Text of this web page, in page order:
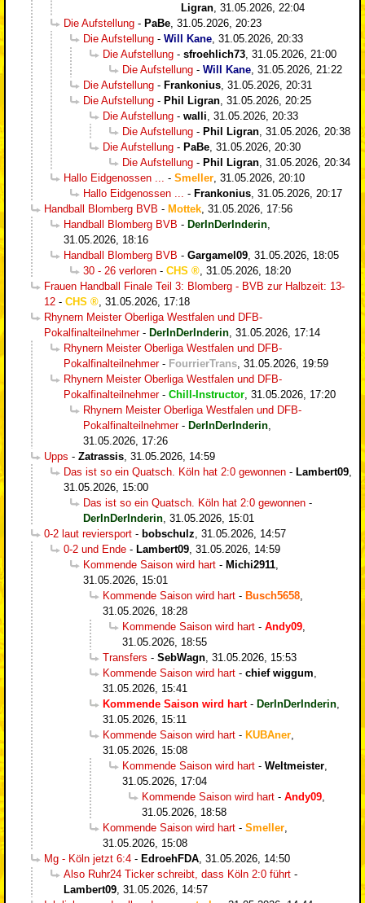
Ligran 31.05.2026, 22:04
Die Aufstellung - PaBe 31.05.2026, 20:23
Die Aufstellung - Will Kane 31.05.2026, 20:33
Die Aufstellung - sfroehlich73 31.05.2026, 21:00
Die Aufstellung - Will Kane 31.05.2026, 21:22
Die Aufstellung - Frankonius 31.05.2026, 20:31
Die Aufstellung - Phil Ligran 31.05.2026, 20:25
Die Aufstellung - walli 31.05.2026, 20:33
Die Aufstellung - Phil Ligran 31.05.2026, 20:38
Die Aufstellung - PaBe 31.05.2026, 20:30
Die Aufstellung - Phil Ligran 31.05.2026, 20:34
Hallo Eidgenossen ...
- Smeller 31.05.2026, 20:10
Hallo Eidgenossen ...
- Frankonius 31.05.2026, 20:17
Handball Blomberg BVB - Mottek 31.05.2026, 17:56
Handball Blomberg BVB - DerInDerInderin
31.05.2026, 18:16
Handball Blomberg BVB - Gargamel09 31.05.2026, 18:05
30 - 26 verloren - CHS
31.05.2026, 18:20
Frauen Handball Finale Teil 3: Blomberg - BVB zur Halbzeit: 13-
12 - CHS
31.05.2026, 17:18
Rhynern Meister Oberliga Westfalen und DFB-
Pokalfinalteilnehmer- DerInDerInderin 31.05.2026, 17:14
Rhynern Meister Oberliga Westfalen und DFB-
Pokalfinalteilnehmer- FourrierTrans 31.05.2026, 19:59
Rhynern Meister Oberliga Westfalen und DFB-
Pokalfinalteilnehmer- Chill-Instructor 31.05.2026, 17:20
Rhynern Meister Oberliga Westfalen und DFB-
Pokalfinalteilnehmer- DerInDerInderin
31.05.2026, 17:26
Upps - Zatrassis 31.05.2026, 14:59
Das ist so ein Quatsch. Köln hat 2:0 gewonnen - Lambert09
31.05.2026, 15:00
Das ist so ein Quatsch. Köln hat 2:0 gewonnen -
DerInDerInderin 31.05.2026, 15:01
0-2 laut reviersport - bobschulz 31.05.2026, 14:57
0-2 und Ende - Lambert09 31.05.2026, 14:59
Kommende Saison wird hart - Michi2911
31.05.2026, 15:01
Kommende Saison wird hart - Busch5658
31.05.2026, 18:28
Kommende Saison wird hart - Andy09
31.05.2026, 18:55
Transfers - SebWagn 31.05.2026, 15:53
Kommende Saison wird hart - chief wiggum
31.05.2026, 15:41
Kommende Saison wird hart- DerInDerInderin
31.05.2026, 15:11
Kommende Saison wird hart - KUBAner
31.05.2026, 15:08
Kommende Saison wird hart - Weltmeister
31.05.2026, 17:04
Kommende Saison wird hart - Andy09
31.05.2026, 18:58
Kommende Saison wird hart - Smeller
31.05.2026, 15:08
Mg - Köln jetzt 6:4 - EdroehFDA 31.05.2026, 14:50
Also Ruhr24 Ticker schreibt, dass Köln 2:0 führt -
Lambert09 31.05.2026, 14:57